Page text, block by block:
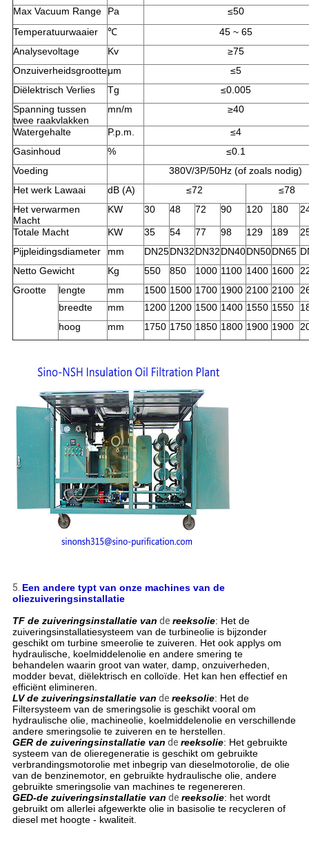
Max Vacuum Range
Pa
≤50
Temperatuurwaaier
℃
45 ~ 65
Analysevoltage
Kv
≥75
Onzuiverheidsgrootteμm
≤5
Diëlektrisch Verlies
Tg
≤0.005
Spanning tussen
twee raakvlakken
mn/m ≥40
Watergehalte P.p.m.
≤4
Gasinhoud
%
≤0.1
Voeding
380V/3P/50Hz (of zoals nodig)
Het werk Lawaai
dB (A) ≤72
≤78
Het verwarmen
Macht
KW 30 48 72 90 120 180
Totale Macht KW 35 54 77 98 129 189
Pijpleidingsdiameter
mm DN25DN32DN32DN40DN50DN65
Netto Gewicht
Kg 550 850 1000 1100 1400 1600
Grootte
lengte mm 1500 1500 1700 1900 2100 2100
breedte
mm 1200 1200 1500 1400 1550 1550
hoog
mm 1750 1750 1850 1800 1900 1900
5. Een andere typt van onze machines van de
oliezuiveringsinstallatie
TF de zuiveringsinstallatie van de reeksolie: Het de
zuiveringsinstallatiesysteem van de turbineolie is bijzonder
geschikt om turbine smeerolie te zuiveren. Het ook applys om
hydraulische, koelmiddelenolie en andere smering te
behandelen waarin groot van water, damp, onzuiverheden,
modder bevat, diëlektrisch en colloïde. Het kan hen effectief en
efficiënt elimineren.
LV de zuiveringsinstallatie van de reeksolie: Het de
Filtersysteem van de smeringsolie is geschikt vooral om
hydraulische olie, machineolie, koelmiddelenolie en verschillende
andere smeringsolie te zuiveren en te herstellen.
GER de zuiveringsinstallatie van de reeksolie: Het gebruikte
systeem van de olieregeneratie is geschikt om gebruikte
verbrandingsmotorolie met inbegrip van dieselmotorolie, de olie
van de benzinemotor, en gebruikte hydraulische olie, andere
gebruikte smeringsolie van machines te regenereren.
GED-de zuiveringsinstallatie van de reeksolie: het wordt
gebruikt om allerlei afgewerkte olie in basisolie te recycleren of
diesel met hoogte - kwaliteit.